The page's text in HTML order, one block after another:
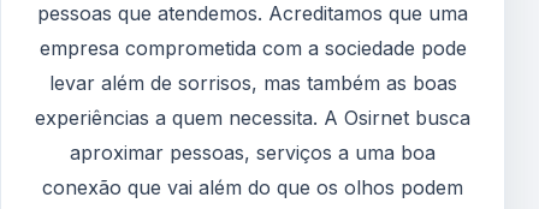
pessoas que atendemos. Acreditamos que uma
empresa comprometida com a sociedade pode
levar além de sorrisos, mas também as boas
experiências a quem necessita. A Osirnet busca
aproximar pessoas, serviços a uma boa
conexão que vai além do que os olhos podem